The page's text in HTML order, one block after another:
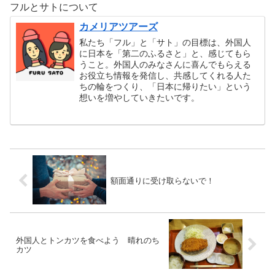
フルとサトについて
カメリアツアーズ
私たち「フル」と「サト」の目標は、外国人
に日本を「第二のふるさと」と、感じてもら
うこと。外国人のみなさんに喜んでもらえる
お役立ち情報を発信し、共感してくれる人た
ちの輪をつくり、「日本に帰りたい」という
想いを増やしていきたいです。
額面通りに受け取らないで！
外国人とトンカツを食べよう 晴れのち
カツ